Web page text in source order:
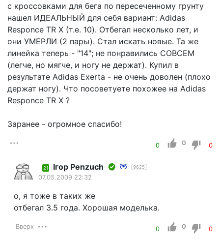
с кроссовками для бега по пересеченному грунту
нашел ИДЕАЛЬНЫЙ для себя вариант: Adidas
Responce TR X (т.е. 10). Отбегал несколько лет, и
они УМЕРЛИ (2 пары). Стал искать новые. Та же
линейка теперь - "14"; не понравились СОВСЕМ
(легче, но мягче, и ногу не держат). Купил в
результате Adidas Exerta - не очень доволен (плохо
держат ногу). Что посоветуете похожее на Adidas
Responce TR X ?
Заранее - огромное спасибо!
0 0 0
21 Iгор Penzuch 9625
07.05.2009 22:32
о, я тоже в таких же
отбегал 3.5 года. Хорошая моделька.
Вверх 0 0 0